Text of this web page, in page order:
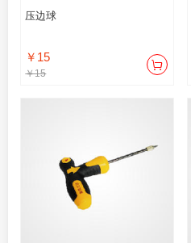
压边球
￥15
￥15